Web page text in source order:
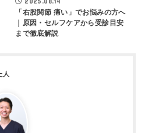
「右股関節 痛い」でお悩みの方へ
｜原因・セルフケアから受診目安
まで徹底解説